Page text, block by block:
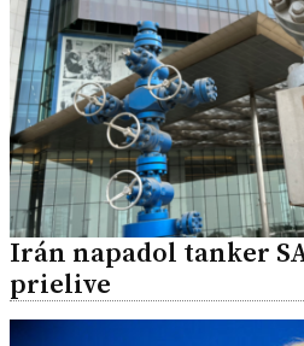
Irán napadol tanker
prielive